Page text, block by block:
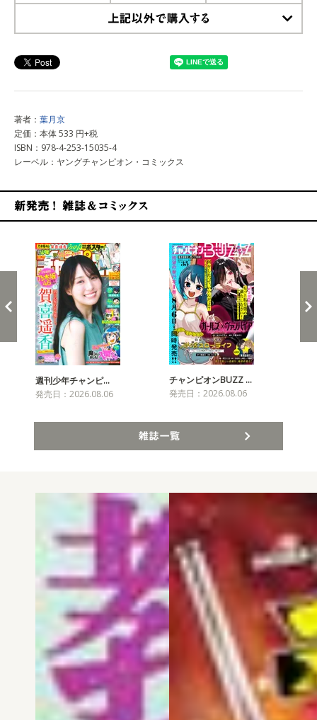
著者： 葉月京
定価：本体 533 円+税
ISBN：978-4-253-15035-4
レーベル：ヤングチャンピオン・コミックス
週刊少年チャンピ…
発売日：2026.08.06
チャンピオンBUZZ …
発売日：2026.08.06